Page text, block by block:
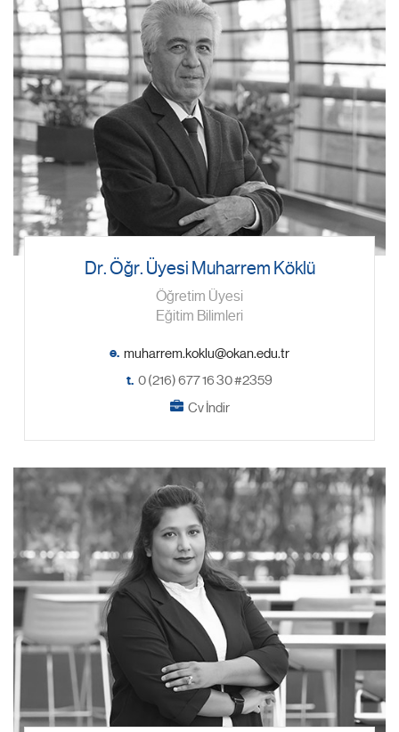
Dr. Öğr. Üyesi Muharrem Köklü
Öğretim Üyesi
Eğitim Bilimleri
e.
t. 0 (216) 677 16 30 #2359
Cv İndir